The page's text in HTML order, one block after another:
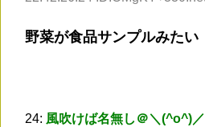
野菜が食品サンプルみたい
24: 風吹けば名無し＠＼(^o^)／